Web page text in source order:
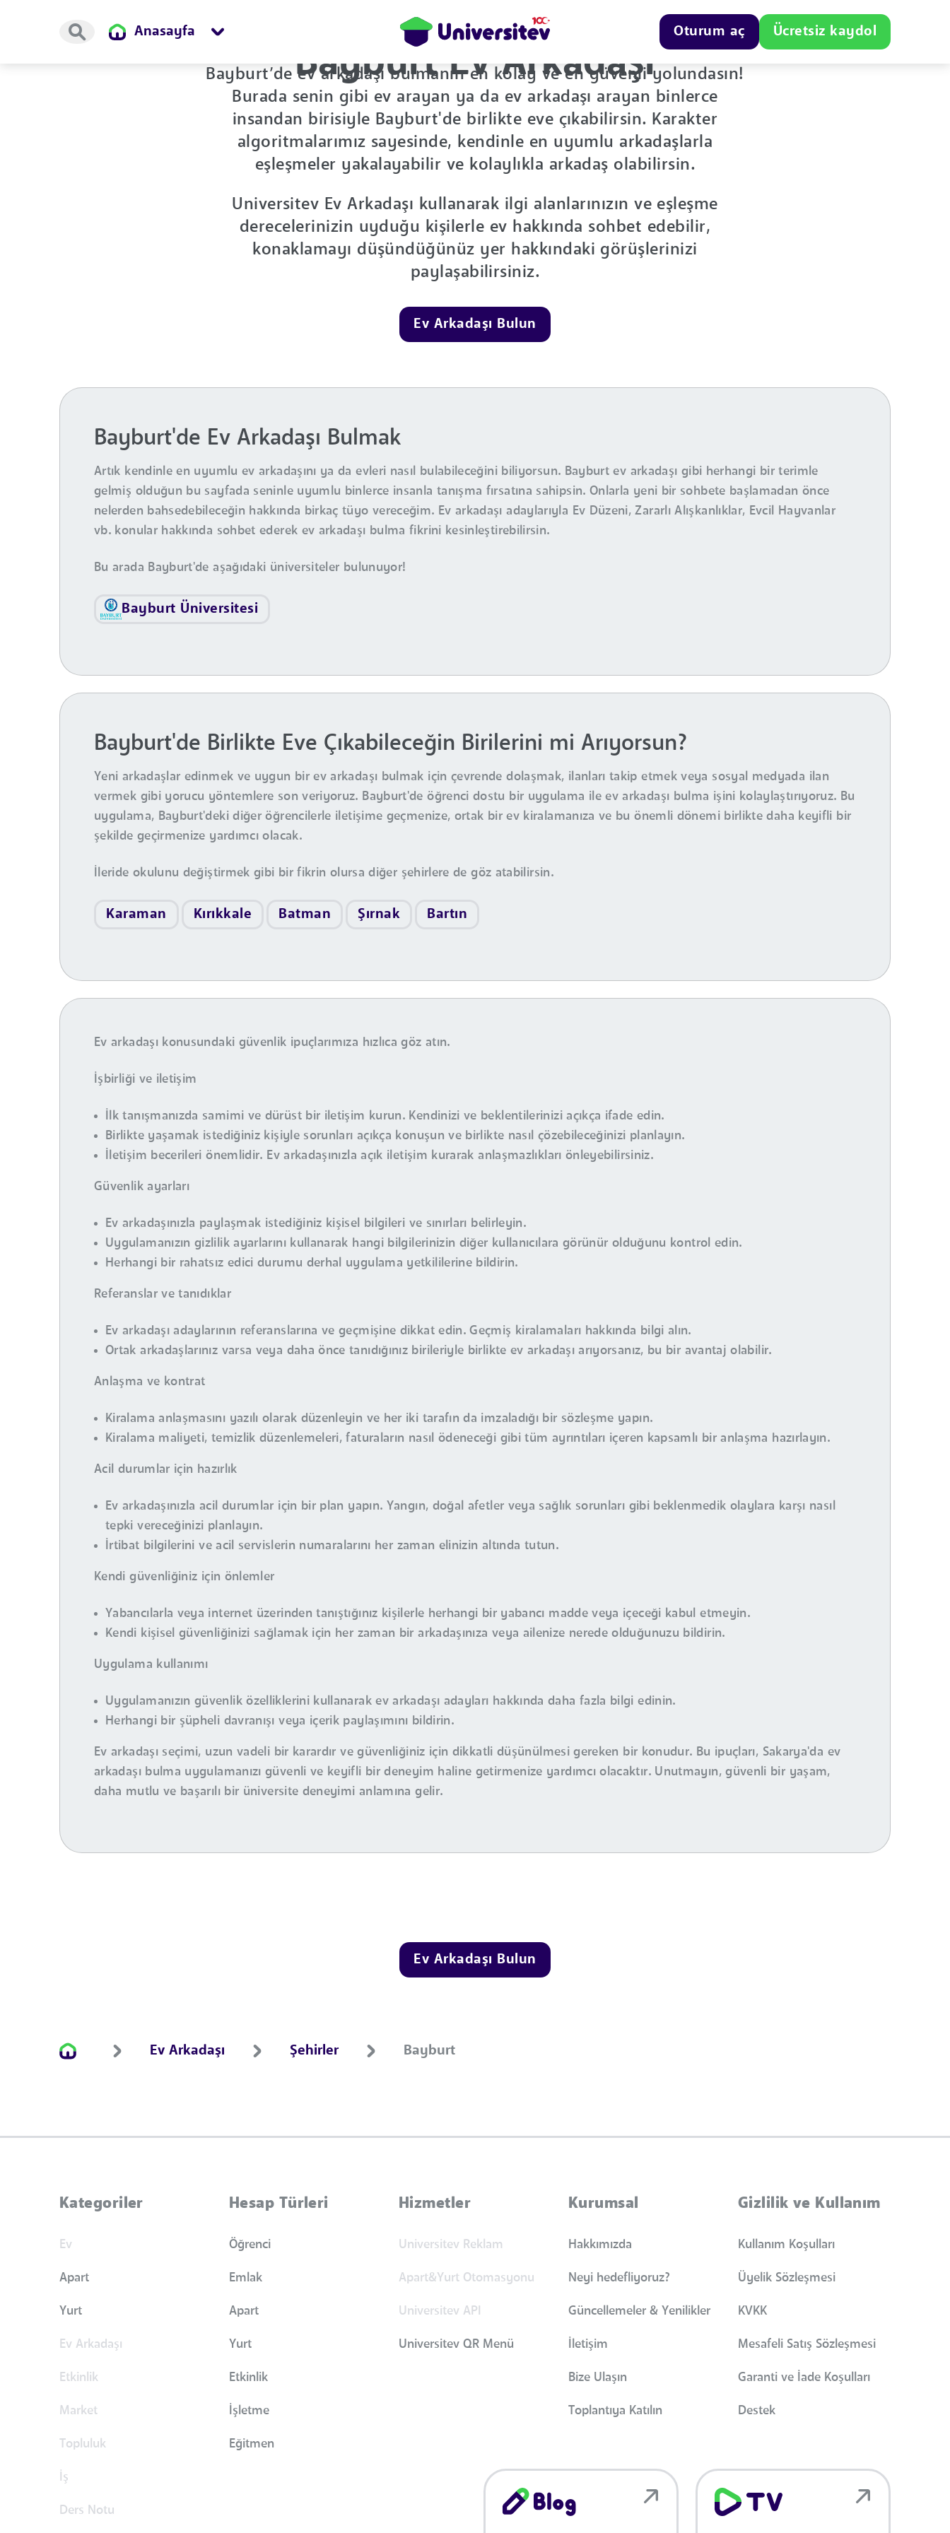
Anasayfa Oturum aç Ücretsiz kaydol
Bayburt Ev Arkadaşı
Bayburt’de ev arkadaşı bulmanın en kolay ve en güvenli yolundasın!
Burada senin gibi ev arayan ya da ev arkadaşı arayan binlerce
insandan birisiyle Bayburt'de birlikte eve çıkabilirsin. Karakter
algoritmalarımız sayesinde, kendinle en uyumlu arkadaşlarla
eşleşmeler yakalayabilir ve kolaylıkla arkadaş olabilirsin.
Universitev Ev Arkadaşı kullanarak ilgi alanlarınızın ve eşleşme
derecelerinizin uyduğu kişilerle ev hakkında sohbet edebilir,
konaklamayı düşündüğünüz yer hakkındaki görüşlerinizi
paylaşabilirsiniz.
Ev Arkadaşı Bulun
Bayburt'de Ev Arkadaşı Bulmak
Artık kendinle en uyumlu ev arkadaşını ya da evleri nasıl bulabileceğini biliyorsun. Bayburt ev arkadaşı gibi herhangi bir terimle
gelmiş olduğun bu sayfada seninle uyumlu binlerce insanla tanışma fırsatına sahipsin. Onlarla yeni bir sohbete başlamadan önce
nelerden bahsedebileceğin hakkında birkaç tüyo vereceğim. Ev arkadaşı adaylarıyla Ev Düzeni, Zararlı Alışkanlıklar, Evcil Hayvanlar
vb. konular hakkında sohbet ederek ev arkadaşı bulma fikrini kesinleştirebilirsin.
Bu arada Bayburt'de aşağıdaki üniversiteler bulunuyor!
Bayburt Üniversitesi
Bayburt'de Birlikte Eve Çıkabileceğin Birilerini mi Arıyorsun?
Yeni arkadaşlar edinmek ve uygun bir ev arkadaşı bulmak için çevrende dolaşmak, ilanları takip etmek veya sosyal medyada ilan
vermek gibi yorucu yöntemlere son veriyoruz. Bayburt'de öğrenci dostu bir uygulama ile ev arkadaşı bulma işini kolaylaştırıyoruz. Bu
uygulama, Bayburt'deki diğer öğrencilerle iletişime geçmenize, ortak bir ev kiralamanıza ve bu önemli dönemi birlikte daha keyifli bir
şekilde geçirmenize yardımcı olacak.
İleride okulunu değiştirmek gibi bir fikrin olursa diğer şehirlere de göz atabilirsin.
Karaman Kırıkkale Batman Şırnak Bartın
Ev arkadaşı konusundaki güvenlik ipuçlarımıza hızlıca göz atın.
İşbirliği ve iletişim
İlk tanışmanızda samimi ve dürüst bir iletişim kurun. Kendinizi ve beklentilerinizi açıkça ifade edin.
Birlikte yaşamak istediğiniz kişiyle sorunları açıkça konuşun ve birlikte nasıl çözebileceğinizi planlayın.
İletişim becerileri önemlidir. Ev arkadaşınızla açık iletişim kurarak anlaşmazlıkları önleyebilirsiniz.
Güvenlik ayarları
Ev arkadaşınızla paylaşmak istediğiniz kişisel bilgileri ve sınırları belirleyin.
Uygulamanızın gizlilik ayarlarını kullanarak hangi bilgilerinizin diğer kullanıcılara görünür olduğunu kontrol edin.
Herhangi bir rahatsız edici durumu derhal uygulama yetkililerine bildirin.
Referanslar ve tanıdıklar
Ev arkadaşı adaylarının referanslarına ve geçmişine dikkat edin. Geçmiş kiralamaları hakkında bilgi alın.
Ortak arkadaşlarınız varsa veya daha önce tanıdığınız birileriyle birlikte ev arkadaşı arıyorsanız, bu bir avantaj olabilir.
Anlaşma ve kontrat
Kiralama anlaşmasını yazılı olarak düzenleyin ve her iki tarafın da imzaladığı bir sözleşme yapın.
Kiralama maliyeti, temizlik düzenlemeleri, faturaların nasıl ödeneceği gibi tüm ayrıntıları içeren kapsamlı bir anlaşma hazırlayın.
Acil durumlar için hazırlık
Ev arkadaşınızla acil durumlar için bir plan yapın. Yangın, doğal afetler veya sağlık sorunları gibi beklenmedik olaylara karşı nasıl
tepki vereceğinizi planlayın.
İrtibat bilgilerini ve acil servislerin numaralarını her zaman elinizin altında tutun.
Kendi güvenliğiniz için önlemler
Yabancılarla veya internet üzerinden tanıştığınız kişilerle herhangi bir yabancı madde veya içeceği kabul etmeyin.
Kendi kişisel güvenliğinizi sağlamak için her zaman bir arkadaşınıza veya ailenize nerede olduğunuzu bildirin.
Uygulama kullanımı
Uygulamanızın güvenlik özelliklerini kullanarak ev arkadaşı adayları hakkında daha fazla bilgi edinin.
Herhangi bir şüpheli davranışı veya içerik paylaşımını bildirin.
Ev arkadaşı seçimi, uzun vadeli bir karardır ve güvenliğiniz için dikkatli düşünülmesi gereken bir konudur. Bu ipuçları, Sakarya'da ev
arkadaşı bulma uygulamanızı güvenli ve keyifli bir deneyim haline getirmenize yardımcı olacaktır. Unutmayın, güvenli bir yaşam,
daha mutlu ve başarılı bir üniversite deneyimi anlamına gelir.
Ev Arkadaşı Bulun
Ev Arkadaşı Şehirler Bayburt
Kategoriler
Ev
Apart
Yurt
Ev Arkadaşı
Etkinlik
Market
Topluluk
İş
Ders Notu
Hesap Türleri
Öğrenci
Emlak
Apart
Yurt
Etkinlik
İşletme
Eğitmen
Hizmetler
Universitev Reklam
Apart&Yurt Otomasyonu
Universitev API
Universitev QR Menü
Kurumsal
Hakkımızda
Neyi hedefliyoruz?
Güncellemeler & Yenilikler
İletişim
Bize Ulaşın
Toplantıya Katılın
Gizlilik ve Kullanım
Kullanım Koşulları
Üyelik Sözleşmesi
KVKK
Mesafeli Satış Sözleşmesi
Garanti ve İade Koşulları
Destek